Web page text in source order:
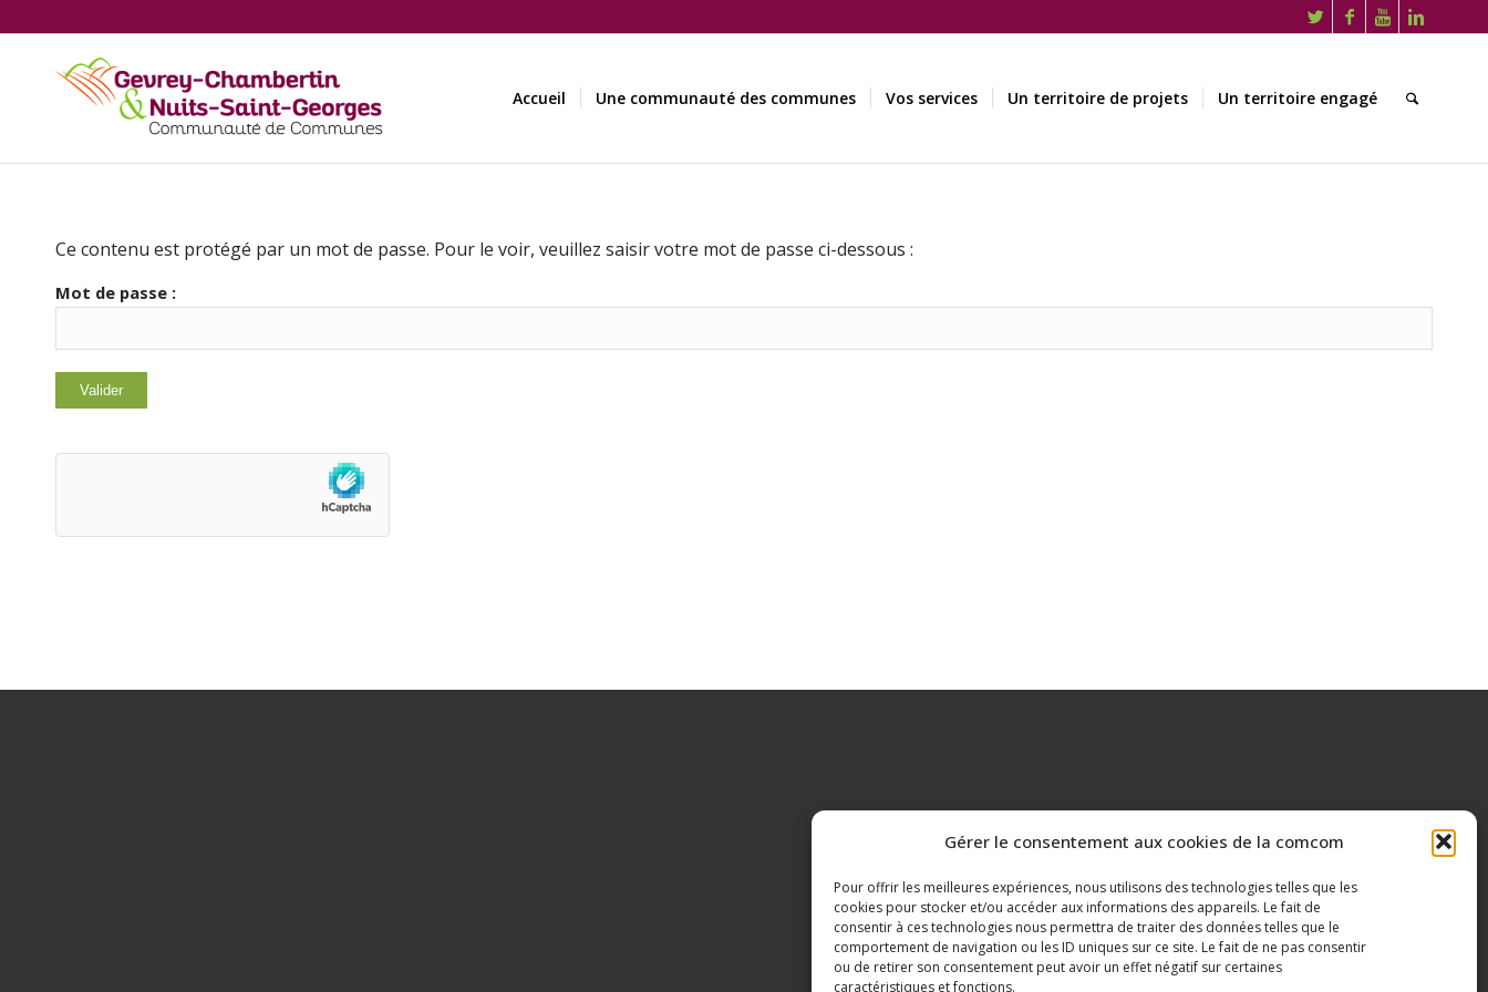
Gérer le consentement aux cookies de la comcom
Pour offrir les meilleures expériences, nous utilisons des technologies telles que les
cookies pour stocker et/ou accéder aux informations des appareils. Le fait de
consentir à ces technologies nous permettra de traiter des données telles que le
comportement de navigation ou les ID uniques sur ce site. Le fait de ne pas consentir
ou de retirer son consentement peut avoir un effet négatif sur certaines
caractéristiques et fonctions.
Accueil Une communauté des communes Vos services Un territoire de projets Un territoire engagé
Ce contenu est protégé par un mot de passe. Pour le voir, veuillez saisir votre mot de passe ci-dessous :
Mot de passe :